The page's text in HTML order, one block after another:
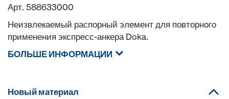
Арт. 588633000
Неизвлекаемый распорный элемент для повторного
применения экспресс-анкера Doka.
БОЛЬШЕ ИНФОРМАЦИИ
Новый материал